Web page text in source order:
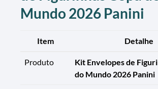
Mundo 2026 Panini
Item Detalhe
Produto
Kit Envelopes de
do Mundo 2026 Panini